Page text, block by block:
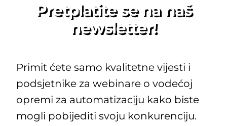
Pretplatite se na naš
newsletter!
Primit ćete samo kvalitetne vijesti i
podsjetnike za webinare o vodećoj
opremi za automatizaciju kako biste
mogli pobijediti svoju konkurenciju.